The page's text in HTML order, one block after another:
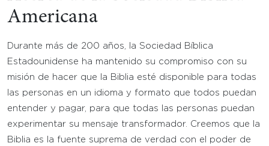
Americana
Durante más de 200 años, la Sociedad Bíblica
Estadounidense ha mantenido su compromiso con su
misión de hacer que la Biblia esté disponible para todas
las personas en un idioma y formato que todos puedan
entender y pagar, para que todas las personas puedan
experimentar su mensaje transformador. Creemos que la
Biblia es la fuente suprema de verdad con el poder de